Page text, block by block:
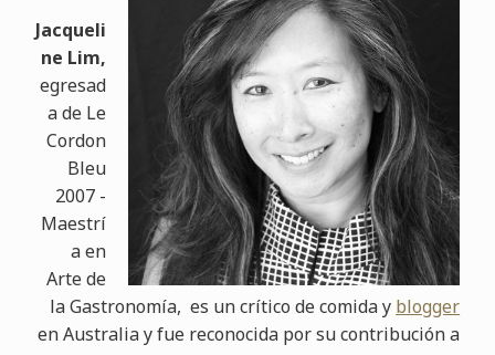
Jacqueli
ne Lim,
egresad
a de Le
Cordon
Bleu
2007 -
Maestrí
a en
Arte de
la Gastronomía, es un crítico de comida y blogger
en Australia y fue reconocida por su contribución a